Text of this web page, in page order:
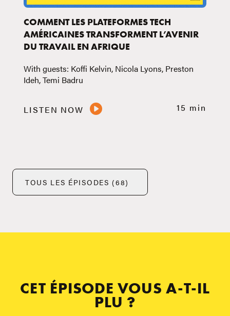
COMMENT LES PLATEFORMES TECH
AMÉRICAINES TRANSFORMENT L’AVENIR
DU TRAVAIL EN AFRIQUE
With guests: Koffi Kelvin, Nicola Lyons, Preston
Ideh, Temi Badru
LISTEN NOW 15 min
TOUS LES ÉPISODES (68)
CET ÉPISODE VOUS A-T-IL
PLU ?